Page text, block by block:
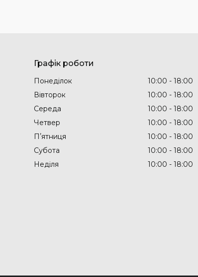
Графік роботи
Понеділок 10:00
18:00
Вівторок
10:00
18:00
Середа
10:00
18:00
Четвер
10:00
18:00
Пʼятниця
10:00
18:00
Субота
10:00
18:00
Неділя
10:00 18:00